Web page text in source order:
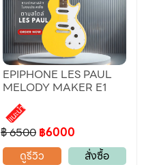
EPIPHONE LES PAUL
MELODY MAKER E1
แนะนำ
฿ 6500 ฿6000
ดูรีวิว
สั่งซื้อ